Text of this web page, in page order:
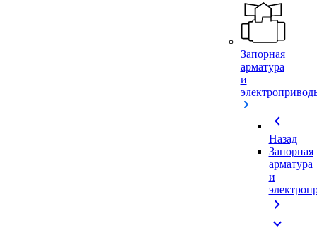
Запорная
арматура
и
chevron_left
Назад
Запорная
арматура
и
chevron_right
expand_more